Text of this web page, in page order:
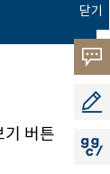
닫기
고객의
소리
공모
지지